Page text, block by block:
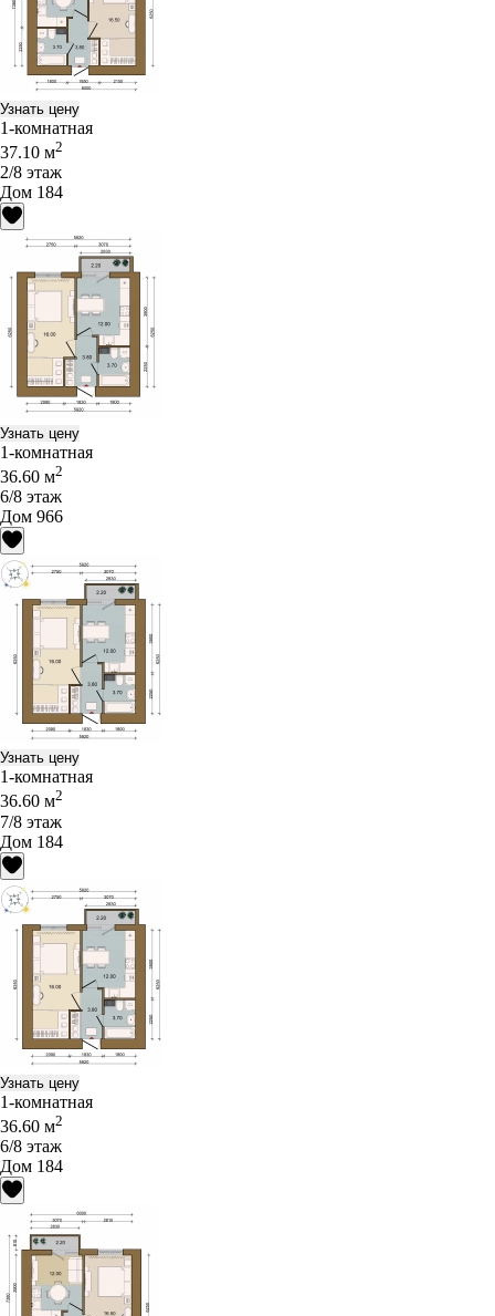
Узнать цену
1-комнатная
37.10 м2
2/8 этаж
Дом 184
Узнать цену
1-комнатная
36.60 м2
6/8 этаж
Дом 966
Узнать цену
1-комнатная
36.60 м2
7/8 этаж
Дом 184
Узнать цену
1-комнатная
36.60 м2
6/8 этаж
Дом 184